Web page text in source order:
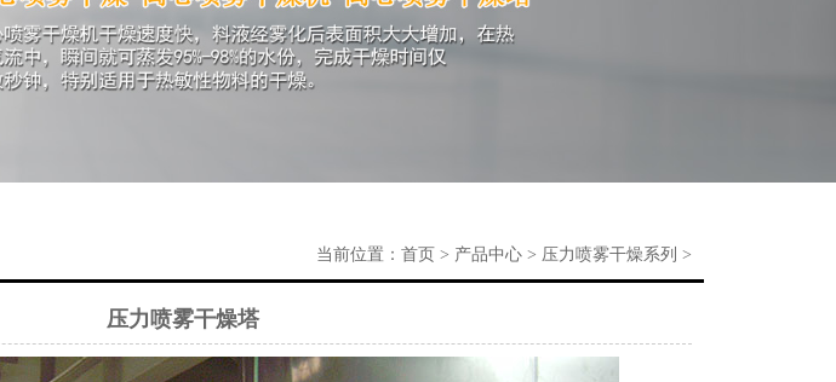
当前位置： 首页 > 产品中心 > 压力喷雾干燥系列 >
压力喷雾干燥塔